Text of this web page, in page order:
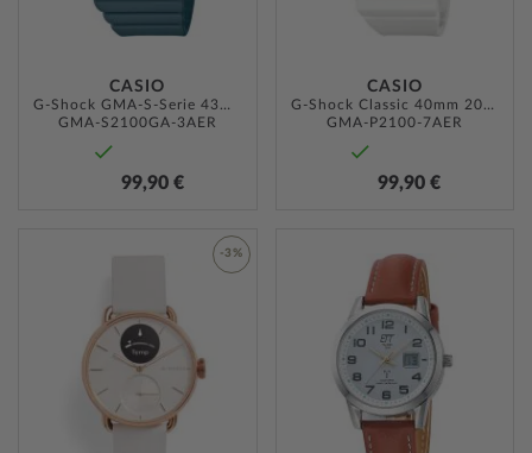
CASIO
G-Shock GMA-S-Serie 43mm 20
GMA-S2100GA-3AER
99,90 €
CASIO
G-Shock Classic 40mm 20ATM
GMA-P2100-7AER
99,90 €
-3%